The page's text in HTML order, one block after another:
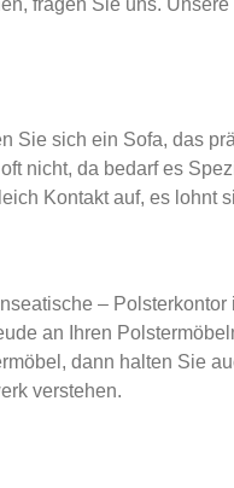
fragen Sie uns.
Sie sich ein Sofa, das
nicht, da bedarf es
Kontakt auf, es lohnt
–
an Ihren
dann halten Sie
verstehen.